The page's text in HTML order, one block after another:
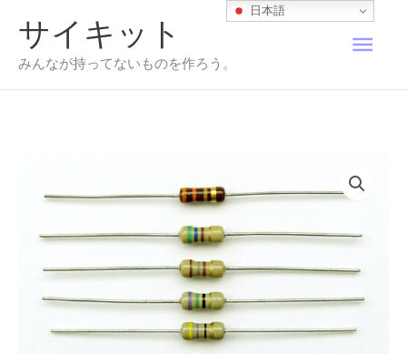
キ
サイキット
みんなが持ってないものを作ろう。
メ
イ
メ
ニ
ュ
ー
日本語